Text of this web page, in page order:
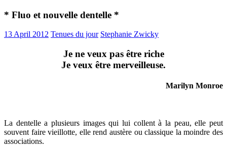
* Fluo et nouvelle dentelle *
13 April 2012 Tenues du jour Stephanie Zwicky
Je ne veux pas être riche
Je veux être merveilleuse.
Marilyn Monroe
La dentelle a plusieurs images qui lui collent à la peau, elle peut
souvent faire vieillotte, elle rend austère ou classique la moindre des
associations.